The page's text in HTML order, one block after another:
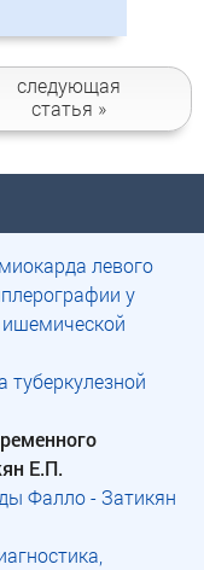
следующая
статья »
левого
у
туберкулезной
Е.П.
Фалло - Затикян